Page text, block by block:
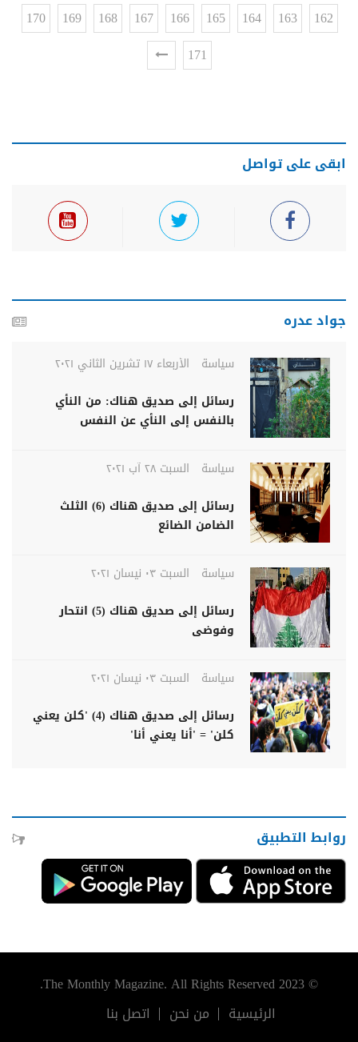
162
163
164
165
166
167
168
169
170
171
ابقى على تواصل
جواد عدره
سياسة
الأربعاء ١٧ تشرين الثاني ٢٠٢١
رسائل إلى صديق هناك: من النأي
بالنفس إلى النأي عن النفس
سياسة
السبت ٢٨ آب ٢٠٢١
رسائل إلى صديق هناك (6) الثلث
الضامن الضائع
سياسة
السبت ٠٣ نيسان ٢٠٢١
رسائل إلى صديق هناك (5) انتحار
وفوضى
سياسة
السبت ٠٣ نيسان ٢٠٢١
رسائل إلى صديق هناك (4) 'كلن يعني
كلن' = 'أنا يعني أنا'
روابط التطبيق
© 2023 The Monthly Magazine. All Rights Reserved.
الرئيسية
من نحن اتصل بنا